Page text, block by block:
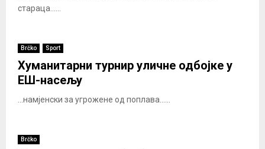
стараца......
Brčko Sport
Хуманитарни турнир уличне одбојке у
ЕШ-насељу
...намјенски за угрожене од поплава......
Brčko